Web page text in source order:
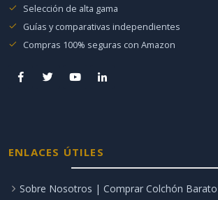
Selección de alta gama
Guías y comparativas independientes
Compras 100% seguras con Amazon
ENLACES ÚTILES
Sobre Nosotros | Comprar Colchón Barato